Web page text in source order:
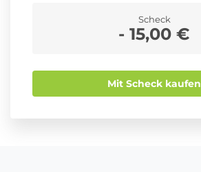
Scheck
- 15,00 €
Mit Scheck kaufen